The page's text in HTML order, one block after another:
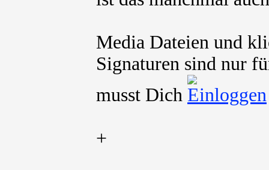
Media Dateien und
Signaturen sind nur
musst Dich
+